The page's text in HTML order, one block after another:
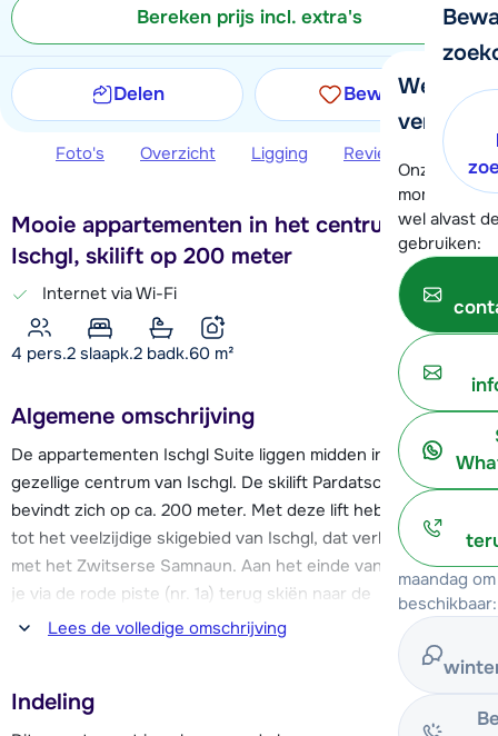
We
verder!
Onze
moment
wel alvast
gebruiken:
maandag
beschikbaar:
Bereken prijs incl. extra's
Delen Bewaren
Foto's Overzicht Ligging Reviews
Mooie appartementen in het centrum van
Ischgl, skilift op 200 meter
Internet via Wi-Fi
4 pers.2 slaapk.2 badk.60 m²
Algemene omschrijving
De appartementen Ischgl Suite liggen midden in het
gezellige centrum van Ischgl. De skilift Pardatschgratbahn
bevindt zich op ca. 200 meter. Met deze lift heb je toegang
tot het veelzijdige skigebied van Ischgl, dat verbonden is
met het Zwitserse Samnaun. Aan het einde van de dag kun
je via de rode piste (nr. 1a) terug skiën naar de
Pardatschgratbahn. Bij de skilift vind je ook de skischool en
Door de centrale ligging zijn alle voorzieningen op
Lees de volledige omschrijving
Indeling